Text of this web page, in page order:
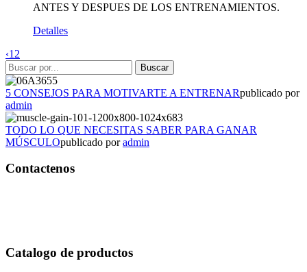
ANTES Y DESPUES DE LOS ENTRENAMIENTOS.
Detalles
‹1 2
5 CONSEJOS PARA MOTIVARTE A ENTRENARpublicado por
admin
TODO LO QUE NECESITAS SABER PARA GANAR
MÚSCULOpublicado poradmin
Contactenos
Catalogo de productos